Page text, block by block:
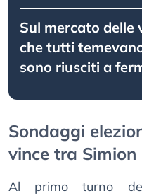
Sul mercato delle
che tutti
sono riusciti a
Sondaggi
vince tra Simion
Al primo turno